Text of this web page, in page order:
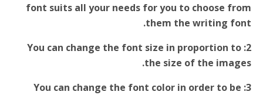
font suits all your needs for you to choose from
them the writing font.
2: You can change the font size in proportion to
the size of the images.
3: You can change the font color in order to be